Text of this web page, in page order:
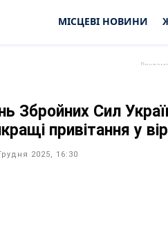
МІСЦЕВІ НОВИНИ
Збройних Сил
привітання у
2025, 16:30